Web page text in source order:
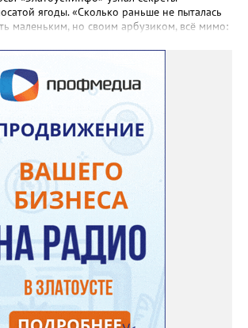
ягоды. «Сколько раньше не пыталась
маленьким, но своим арбузиком, всё мимо:
– В этом году посадила сорт так
арбузов – «Юлия», а также «Коккоро»
очень сладкий). Вот уже первый на пару
не оборвал плеть, подвешиваю своих
из-под овощей или авоськах,
терпится попробовать!». Опытные
регионов в соцсетях посоветовали нашей
созревшим не раньше, чем с его кожуры
(станет глянцевым). По срокам опыления
«Коккоро» - не менее 42 дней от завязи
орех. Екатерина выяснила у знающих
неудач – её сеянцы не опылялись, и это
самостоятельно. «Мужской» цветочек для
к «женскому» - тычинку к пестику. Фото:
специально для «Златоуст.инфо».
здесь
vk.com/newszlatoust74